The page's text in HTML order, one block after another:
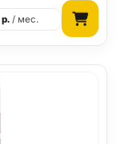
р. / мес.